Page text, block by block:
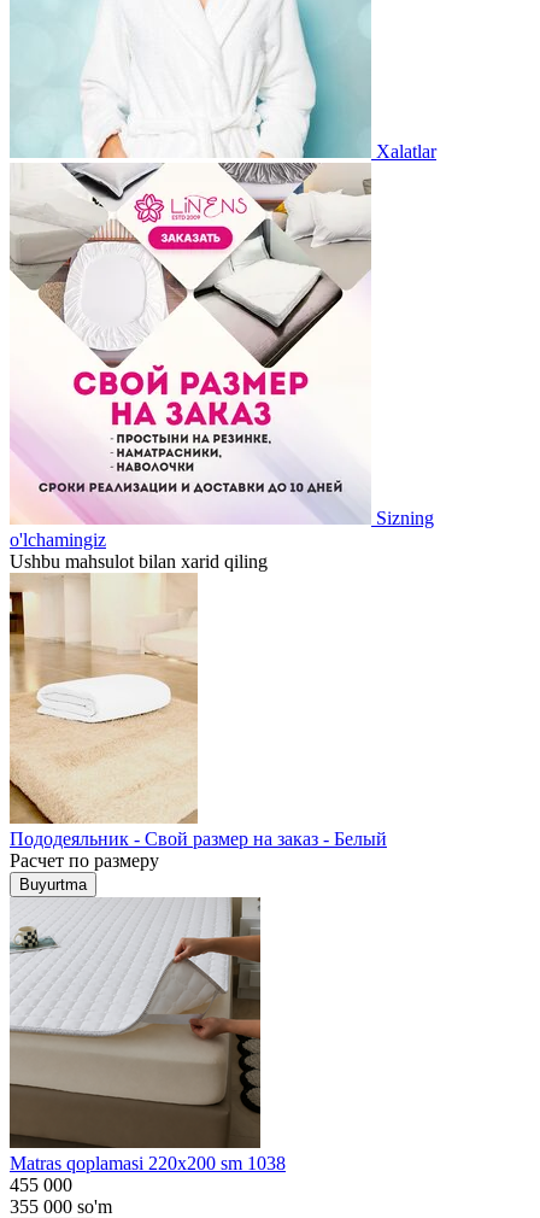
Xalatlar
Sizning
o'lchamingiz
Ushbu mahsulot bilan xarid qiling
Пододеяльник - Свой размер на заказ - Белый
Расчет по размеру
Buyurtma
Matras qoplamasi 220x200 sm 1038
455 000
355 000 so'm